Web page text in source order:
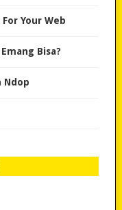
Your Web
Bisa?
Ndop